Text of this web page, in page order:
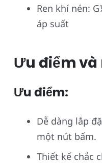
Ren khí nén:
áp suất
Ưu điểm
Ưu điểm:
Dễ dàng lắp
một nút bấm.
Thiết kế chắc